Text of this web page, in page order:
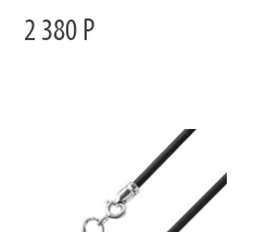
2 380 Р